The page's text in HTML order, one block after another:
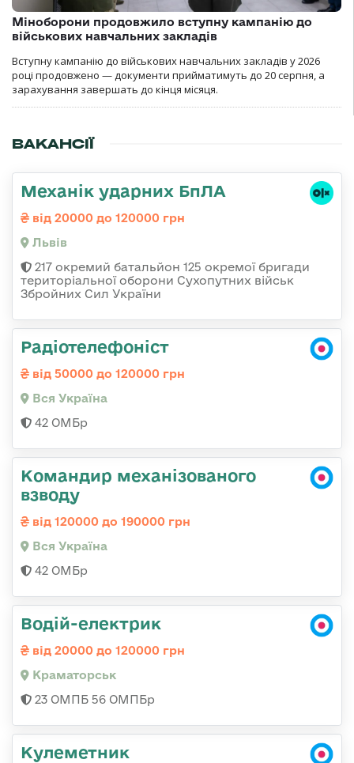
Міноборони продовжило вступну кампанію до
військових навчальних закладів
Вступну кампанію до військових навчальних закладів у 2026
році продовжено — документи прийматимуть до 20 серпня, а
зарахування завершать до кінця місяця.
ВАКАНСІЇ
Механік ударних БпЛА
від 20000 до 120000 грн
Львів
217 окремий батальйон 125 окремої бригади
територіальної оборони Сухопутних військ
Збройних Сил України
Радіотелефоніст
від 50000 до 120000 грн
Вся Україна
42 ОМБр
Командир механізованого
взводу
від 120000 до 190000 грн
Вся Україна
42 ОМБр
Водій-електрик
від 20000 до 120000 грн
Краматорськ
23 ОМПБ 56 ОМПБр
Кулеметник